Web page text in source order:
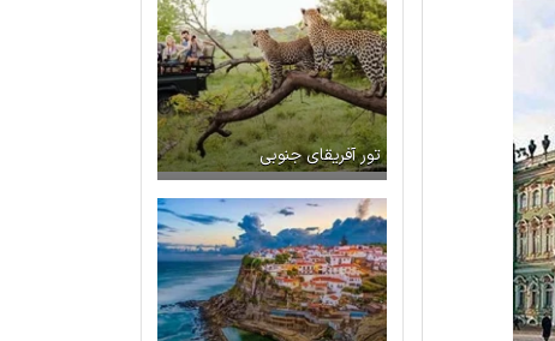
تور آفریقای جنوبی